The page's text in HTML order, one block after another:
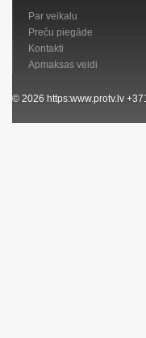
Par veikalu
Preču piegāde
Kontakti
Apmaksas veidi
© 2026 https:www.protv.lv